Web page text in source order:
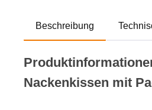
Beschreibung
Nackenkissen mit